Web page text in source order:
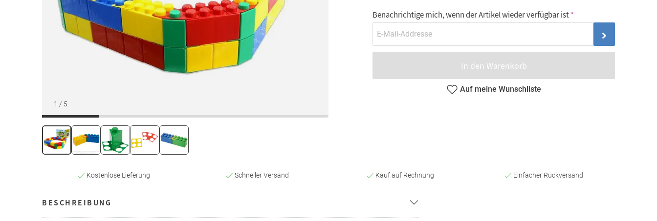
1 / 5
Benachrichtige mich, wenn der Artikel wieder verfügbar ist
In den Warenkorb
Auf meine Wunschliste
Kostenlose Lieferung Schneller Versand Kauf auf Rechnung Einfacher Rückversand
BESCHREIBUNG